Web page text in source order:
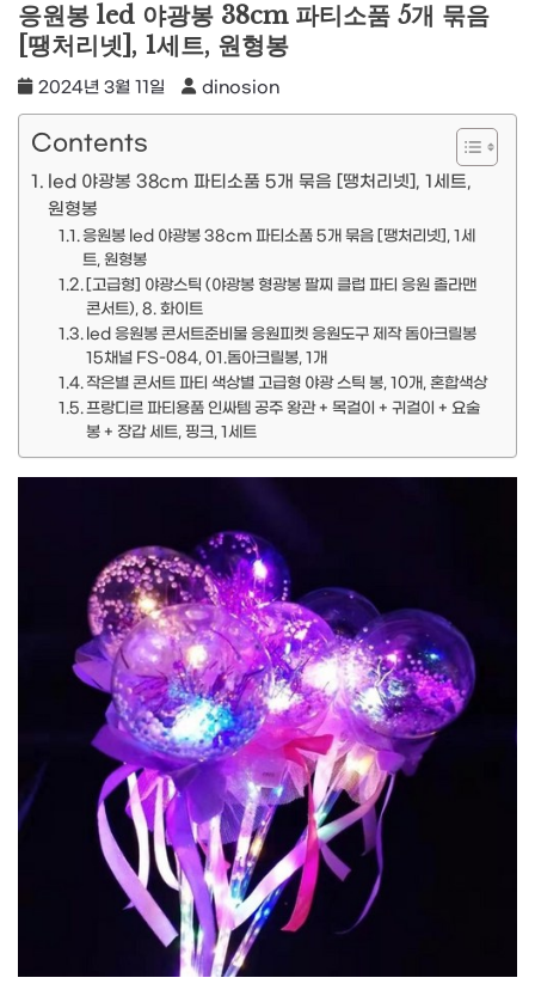
응원봉 led 야광봉 38cm 파티소품 5개 묶음
[땡처리넷], 1세트, 원형봉
2024년 3월 11일 dinosion
Contents
led 야광봉 38cm 파티소품 5개 묶음 [땡처리넷], 1세트,
원형봉
응원봉 led 야광봉 38cm 파티소품 5개 묶음 [땡처리넷], 1세
트, 원형봉
[고급형] 야광스틱 (야광봉 형광봉 팔찌 클럽 파티 응원 졸라맨
콘서트), 8. 화이트
led 응원봉 콘서트준비물 응원피켓 응원도구 제작 돔아크릴봉
15채널 FS-084, 01.돔아크릴봉, 1개
작은별 콘서트 파티 색상별 고급형 야광 스틱 봉, 10개, 혼합색상
프랑디르 파티용품 인싸템 공주 왕관 + 목걸이 + 귀걸이 + 요술
봉 + 장갑 세트, 핑크, 1세트